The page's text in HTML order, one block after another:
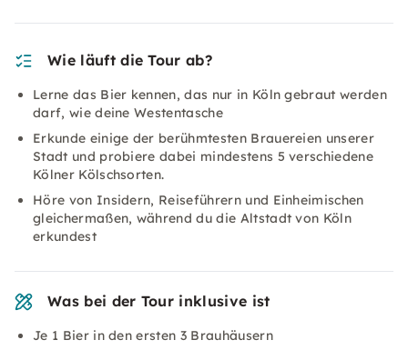
Wie läuft die Tour ab?
Lerne das Bier kennen, das nur in Köln gebraut werden
darf, wie deine Westentasche
Erkunde einige der berühmtesten Brauereien unserer
Stadt und probiere dabei mindestens 5 verschiedene
Kölner Kölschsorten.
Höre von Insidern, Reiseführern und Einheimischen
gleichermaßen, während du die Altstadt von Köln
erkundest
Was bei der Tour inklusive ist
Je 1 Bier in den ersten 3 Brauhäusern